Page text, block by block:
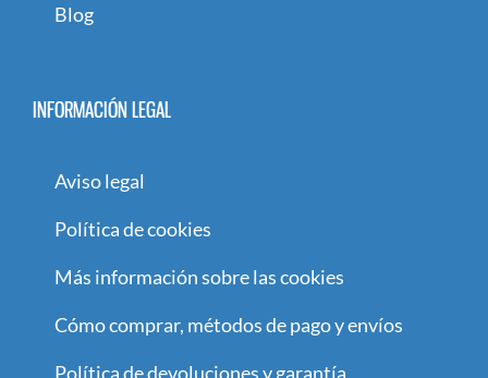
Blog
INFORMACIÓN LEGAL
Aviso legal
Política de cookies
Más información sobre las cookies
Cómo comprar, métodos de pago y envíos
Política de devoluciones y garantía